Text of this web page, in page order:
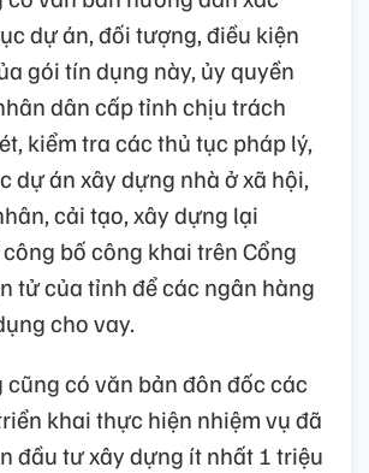
dự án, đối tượng, điều kiện
gói tín dụng này, ủy quyền
dân cấp tỉnh chịu trách
kiểm tra các thủ tục pháp lý,
dự án xây dựng nhà ở xã hội,
cải tạo, xây dựng lại
bố công khai trên Cổng
tử của tỉnh để các ngân hàng
cho vay.
cũng có văn bản đôn đốc các
khai thực hiện nhiệm vụ đã
đầu tư xây dựng ít nhất 1 triệu